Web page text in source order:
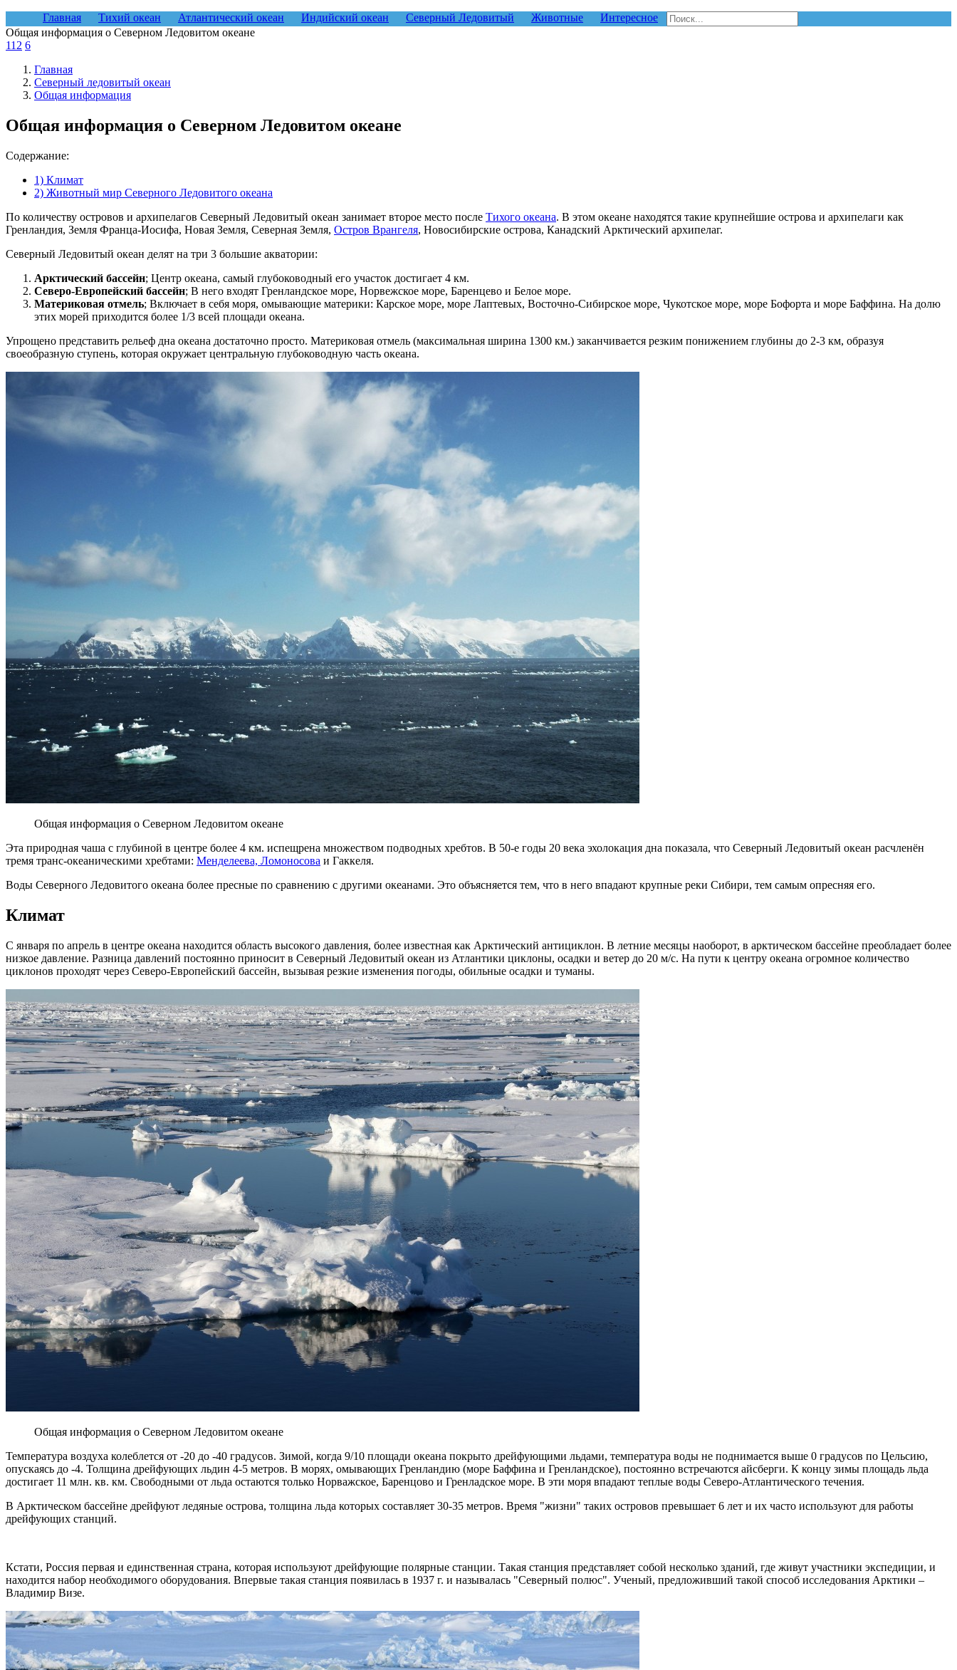
Главная Тихий океан Атлантический океан Индийский океан Северный Ледовитый Животные
Интересное
Общая информация о Северном Ледовитом океане
112 6
Главная
Северный ледовитый океан
Общая информация
Общая информация о Северном Ледовитом океане
Содержание:
1) Климат
2) Животный мир Северного Ледовитого океана
По количеству островов и архипелагов Северный Ледовитый океан занимает второе место после Тихого океана. В этом океане находятся такие крупнейшие острова и архипелаги как
Гренландия, Земля Франца-Иосифа, Новая Земля, Северная Земля, Остров Врангеля, Новосибирские острова, Канадский Арктический архипелаг.
Северный Ледовитый океан делят на три 3 большие акватории:
Арктический бассейн; Центр океана, самый глубоководный его участок достигает 4 км.
Северо-Европейский бассейн; В него входят Гренландское море, Норвежское море, Баренцево и Белое море.
Материковая отмель; Включает в себя моря, омывающие материки: Карское море, море Лаптевых, Восточно-Сибирское море, Чукотское море, море Бофорта и море Баффина. На долю
этих морей приходится более 1/3 всей площади океана.
Упрощено представить рельеф дна океана достаточно просто. Материковая отмель (максимальная ширина 1300 км.) заканчивается резким понижением глубины до 2-3 км, образуя
своеобразную ступень, которая окружает центральную глубоководную часть океана.
Общая информация о Северном Ледовитом океане
Эта природная чаша с глубиной в центре более 4 км. испещрена множеством подводных хребтов. В 50-е годы 20 века эхолокация дна показала, что Северный Ледовитый океан расчленён
тремя транс-океаническими хребтами: Менделеева, Ломоносова и Гаккеля.
Воды Северного Ледовитого океана более пресные по сравнению с другими океанами. Это объясняется тем, что в него впадают крупные реки Сибири, тем самым опресняя его.
Климат
С января по апрель в центре океана находится область высокого давления, более известная как Арктический антициклон. В летние месяцы наоборот, в арктическом бассейне преобладает более
низкое давление. Разница давлений постоянно приносит в Северный Ледовитый океан из Атлантики циклоны, осадки и ветер до 20 м/с. На пути к центру океана огромное количество
циклонов проходят через Северо-Европейский бассейн, вызывая резкие изменения погоды, обильные осадки и туманы.
Общая информация о Северном Ледовитом океане
Температура воздуха колеблется от -20 до -40 градусов. Зимой, когда 9/10 площади океана покрыто дрейфующими льдами, температура воды не поднимается выше 0 градусов по Цельсию,
опускаясь до -4. Толщина дрейфующих льдин 4-5 метров. В морях, омывающих Гренландию (море Баффина и Гренландское), постоянно встречаются айсберги. К концу зимы площадь льда
достигает 11 млн. кв. км. Свободными от льда остаются только Норважское, Баренцово и Гренладское море. В эти моря впадают теплые воды Северо-Атлантического течения.
В Арктическом бассейне дрейфуют ледяные острова, толщина льда которых составляет 30-35 метров. Время "жизни" таких островов превышает 6 лет и их часто используют для работы
дрейфующих станций.
Кстати, Россия первая и единственная страна, которая используют дрейфующие полярные станции. Такая станция представляет собой несколько зданий, где живут участники экспедиции, и
находится набор необходимого оборудования. Впервые такая станция появилась в 1937 г. и называлась "Северный полюс". Ученый, предложивший такой способ исследования Арктики –
Владимир Визе.